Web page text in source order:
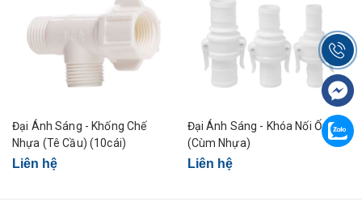
Đại Ánh Sáng - Khống Chế
Nhựa (Tê Cầu) (10cái)
Liên hệ
Đại Ánh Sáng - Khóa Nối Ống
(Cùm Nhựa)
Liên hệ